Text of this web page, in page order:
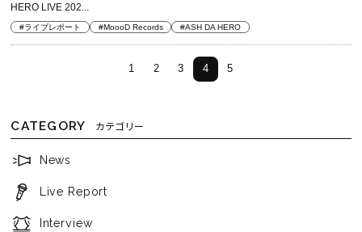
HERO LIVE 202...
#ライブレポート #MoooD Records #ASH DA HERO
1 2 3 4 5
CATEGORY カテゴリー
News
Live Report
Interview